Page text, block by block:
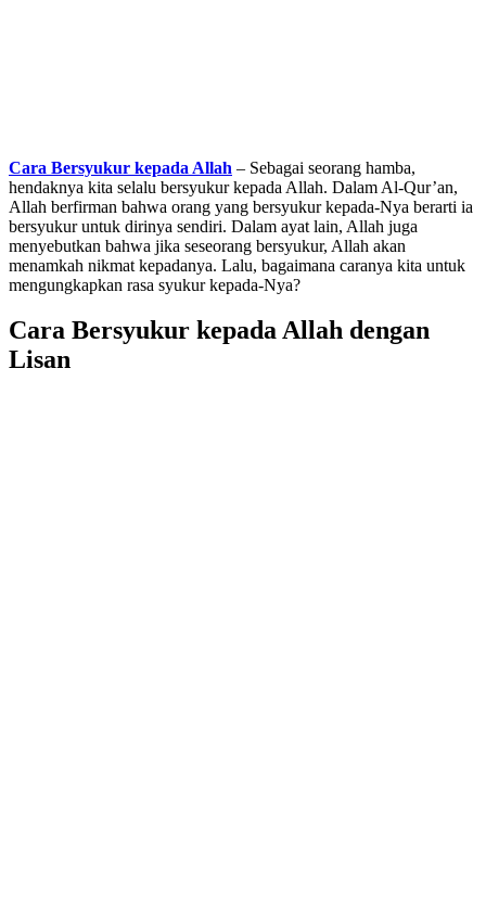
Cara Bersyukur kepada Allah – Sebagai seorang hamba,
hendaknya kita selalu bersyukur kepada Allah. Dalam Al-Qur’an,
Allah berfirman bahwa orang yang bersyukur kepada-Nya berarti ia
bersyukur untuk dirinya sendiri. Dalam ayat lain, Allah juga
menyebutkan bahwa jika seseorang bersyukur, Allah akan
menamkah nikmat kepadanya. Lalu, bagaimana caranya kita untuk
mengungkapkan rasa syukur kepada-Nya?
Cara Bersyukur kepada Allah dengan
Lisan